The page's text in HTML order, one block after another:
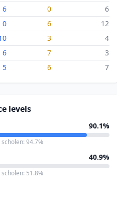
6 0
6
0 6
12
3
4
6 7
3
5 6 7
levels
90.1%
94.7%
40.9%
51.8%